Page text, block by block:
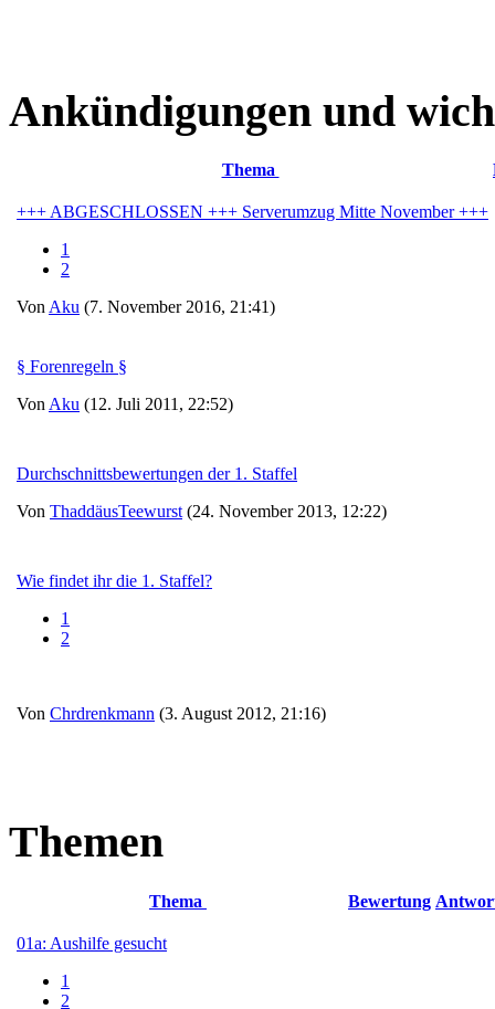
Ankündigungen und
Thema
+++ ABGESCHLOSSEN +++ Serverumzug Mitte November +++
1
2
Von Aku (7. November 2016, 21:41)
§ Forenregeln §
Von Aku (12. Juli 2011, 22:52)
Durchschnittsbewertungen der 1. Staffel
Von ThaddäusTeewurst (24. November 2013, 12:22)
Wie findet ihr die 1. Staffel?
1
2
Von Chrdrenkmann (3. August 2012, 21:16)
Themen
Thema Bewertung
01a: Aushilfe gesucht
1
2